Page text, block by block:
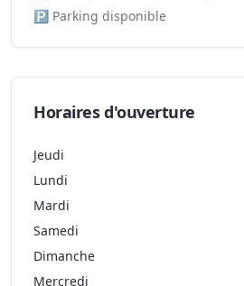
🅿️ Parking disponible
Horaires d'ouverture
Jeudi
Lundi
Mardi
Samedi
Dimanche
Mercredi